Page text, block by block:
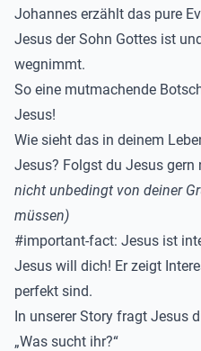
Johannes erzählt das pure
Jesus der Sohn Gottes ist
wegnimmt.
So eine mutmachende
Jesus!
Wie sieht das in deinem
Jesus? Folgst du Jesus gern
nicht unbedingt von deiner
müssen)
#important-fact: Jesus ist
Jesus will dich! Er zeigt
perfekt sind.
In unserer Story fragt Jesus
„Was sucht ihr?“